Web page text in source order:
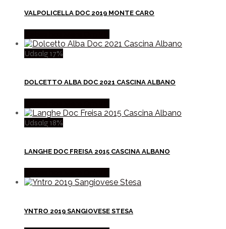
VALPOLICELLA DOC 2019 MONTE CARO
Udsalg 17%
DOLCETTO ALBA DOC 2021 CASCINA ALBANO
Udsalg 18%
LANGHE DOC FREISA 2015 CASCINA ALBANO
YNTRO 2019 SANGIOVESE STESA